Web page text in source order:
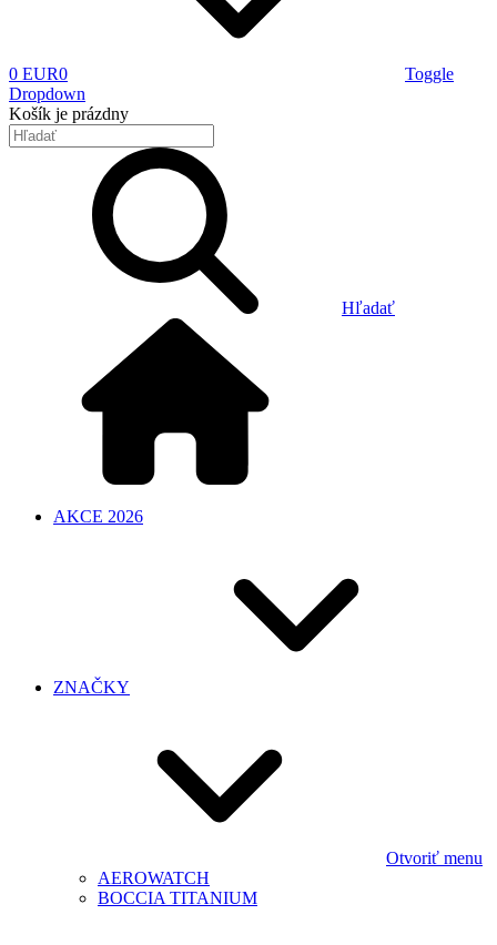
0 EUR0
Toggle
Dropdown
Košík je prázdny
Hľadať
AKCE 2026
ZNAČKY
Otvoriť menu
AEROWATCH
BOCCIA TITANIUM